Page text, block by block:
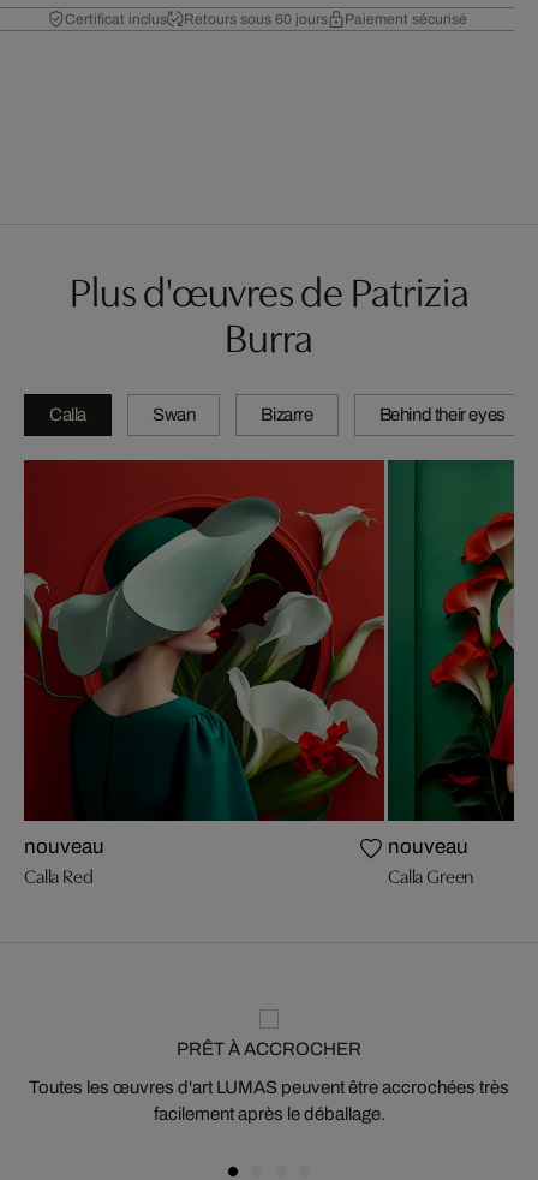
Certificat inclus Retours sous 60 jours Paiement sécurisé
Plus d'œuvres de Patrizia
Burra
Calla Swan Bizarre Behind their eyes
nouveau
Calla Red
nouveau
Calla Green
PRÊT À ACCROCHER
Toutes les œuvres d'art LUMAS peuvent être accrochées très
facilement après le déballage.